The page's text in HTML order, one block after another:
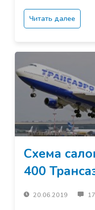
Читать далее
Схема
400
20.06.2019